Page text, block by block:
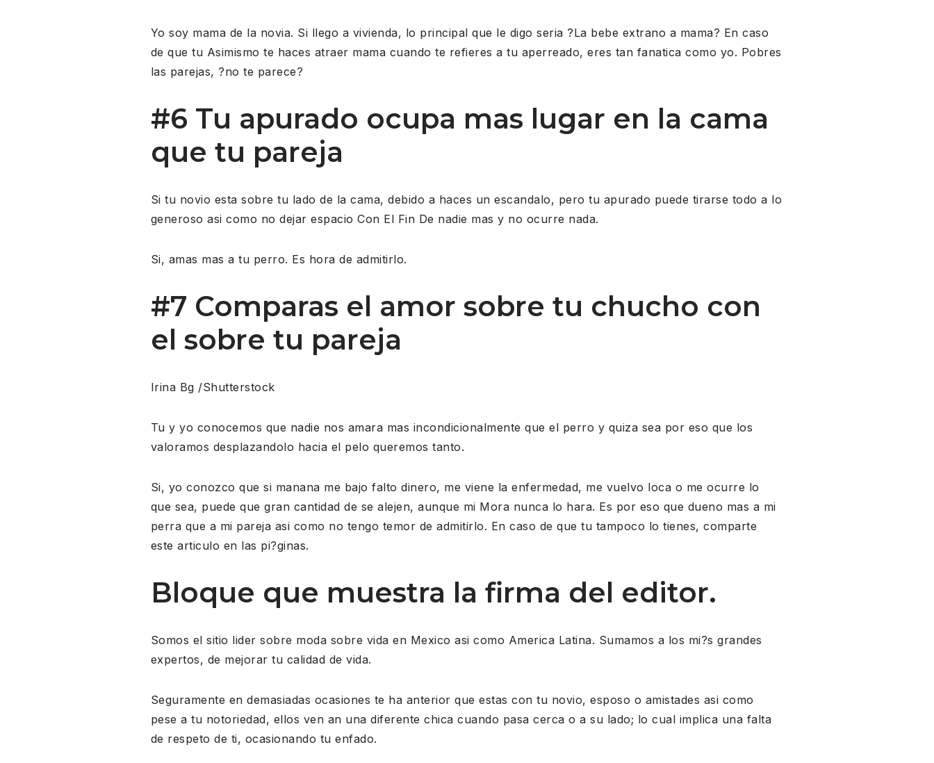
Yo soy mama de la novia. Si llego a vivienda, lo principal que le digo seria ?La bebe extrano a mama? En caso
de que tu Asimismo te haces atraer mama cuando te refieres a tu aperreado, eres tan fanatica como yo. Pobres
las parejas, ?no te parece?
#6 Tu apurado ocupa mas lugar en la cama
que tu pareja
Si tu novio esta sobre tu lado de la cama, debido a haces un escandalo, pero tu apurado puede tirarse todo a lo
generoso asi como no dejar espacio Con El Fin De nadie mas y no ocurre nada.
Si, amas mas a tu perro. Es hora de admitirlo.
#7 Comparas el amor sobre tu chucho con
el sobre tu pareja
Irina Bg /Shutterstock
Tu y yo conocemos que nadie nos amara mas incondicionalmente que el perro y quiza sea por eso que los
valoramos desplazandolo hacia el pelo queremos tanto.
Si, yo conozco que si manana me bajo falto dinero, me viene la enfermedad, me vuelvo loca o me ocurre lo
que sea, puede que gran cantidad de se alejen, aunque mi Mora nunca lo hara. Es por eso que dueno mas a mi
perra que a mi pareja asi como no tengo temor de admitirlo. En caso de que tu tampoco lo tienes, comparte
este articulo en las pi?ginas.
Bloque que muestra la firma del editor.
Somos el sitio lider sobre moda sobre vida en Mexico asi como America Latina. Sumamos a los mi?s grandes
expertos, de mejorar tu calidad de vida.
Seguramente en demasiadas ocasiones te ha anterior que estas con tu novio, esposo o amistades asi como
pese a tu notoriedad, ellos ven an una diferente chica cuando pasa cerca o a su lado; lo cual implica una falta
de respeto de ti, ocasionando tu enfado.